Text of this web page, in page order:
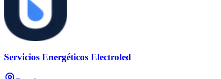
Servicios Energéticos Electroled